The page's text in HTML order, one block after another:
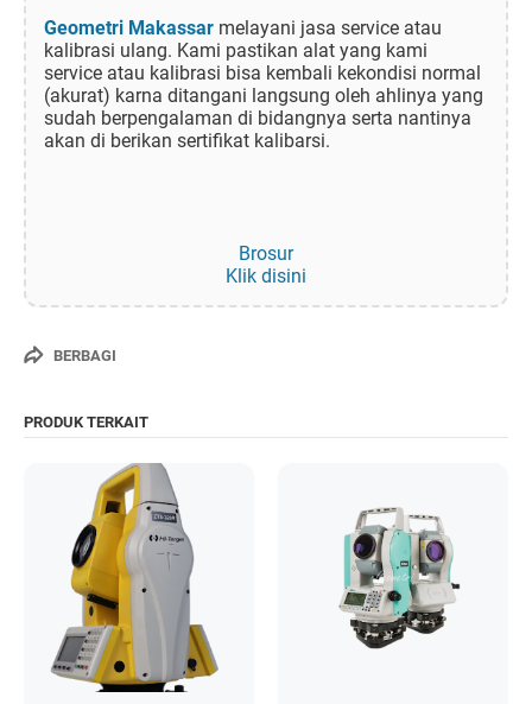
Geometri Makassar melayani jasa service atau
kalibrasi ulang. Kami pastikan alat yang kami
service atau kalibrasi bisa kembali kekondisi normal
(akurat) karna ditangani langsung oleh ahlinya yang
sudah berpengalaman di bidangnya serta nantinya
akan di berikan sertifikat kalibarsi.
Brosur
Klik disini
BERBAGI
PRODUK TERKAIT